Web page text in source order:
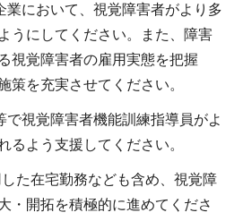
業において、視覚障害者がより多
うにしてください。また、障害
視覚障害者の雇用実態を把握
策を充実させてください。
で視覚障害者機能訓練指導員がよ
るよう支援してください。
た在宅勤務なども含め、視覚障
・開拓を積極的に進めてくださ